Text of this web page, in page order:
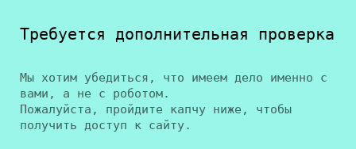
Требуется дополнительная проверка
Мы хотим убедиться, что имеем дело именно с
вами, а не с роботом.
Пожалуйста, пройдите капчу ниже, чтобы
получить доступ к сайту.